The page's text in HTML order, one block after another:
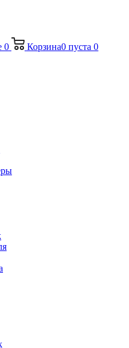
0 Корзина0 пуста 0